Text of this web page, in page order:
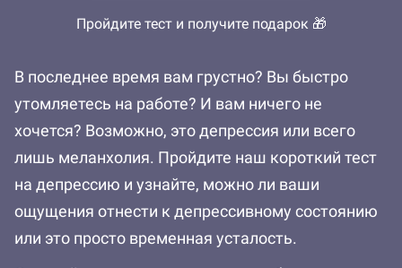
Пройдите тест и получите подарок 🎁
В последнее время вам грустно? Вы быстро
утомляетесь на работе? И вам ничего не
хочется? Возможно, это депрессия или всего
лишь меланхолия. Пройдите наш короткий тест
на депрессию и узнайте, можно ли ваши
ощущения отнести к депрессивному состоянию
или это просто временная усталость.